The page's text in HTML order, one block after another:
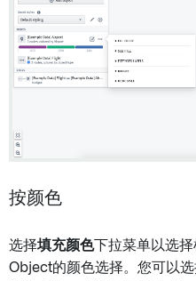
按颜色
选择填充颜色下拉菜单以选
Object的颜色选择。您可以